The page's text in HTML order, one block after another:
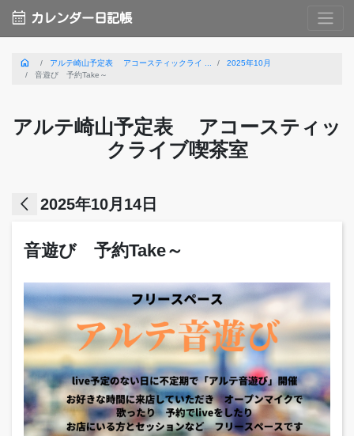
calendar_month カレンダー日記帳
home アルテ崎山予定表 アコースティックライ ...
2025年10月
音遊び 予約Take～
アルテ崎山予定表 アコースティッ
クライブ喫茶室
arrow_back_ios 2025年10月14日
音遊び 予約Take～